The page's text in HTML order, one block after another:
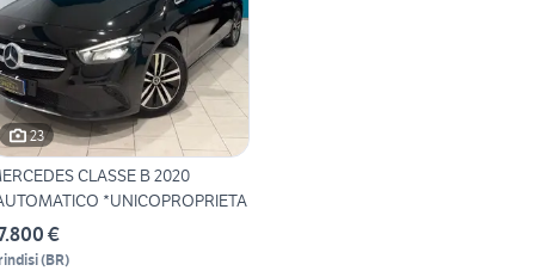
23
CLASSE B 2020
*UNICOPROPRIETA
€
(BR)